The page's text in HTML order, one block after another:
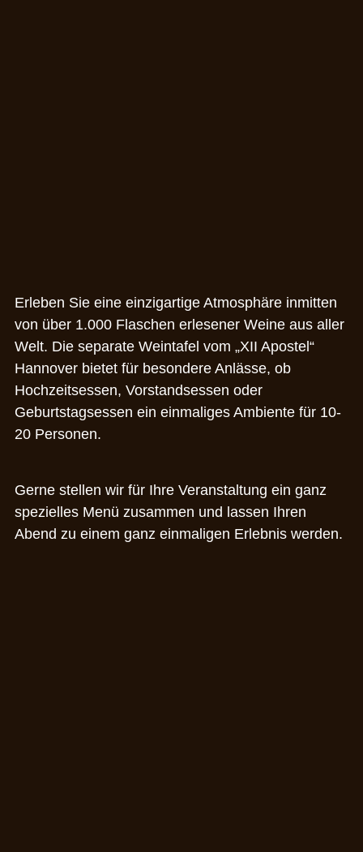
Erleben Sie eine einzigartige Atmosphäre inmitten
von über 1.000 Flaschen erlesener Weine aus aller
Welt. Die separate Weintafel vom „XII Apostel“
Hannover bietet für besondere Anlässe, ob
Hochzeitsessen, Vorstandsessen oder
Geburtstagsessen ein einmaliges Ambiente für 10-
20 Personen.
Gerne stellen wir für Ihre Veranstaltung ein ganz
spezielles Menü zusammen und lassen Ihren
Abend zu einem ganz einmaligen Erlebnis werden.